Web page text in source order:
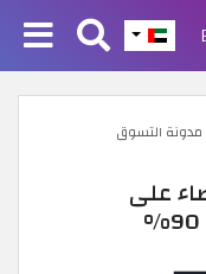
مدونة التسوق
على